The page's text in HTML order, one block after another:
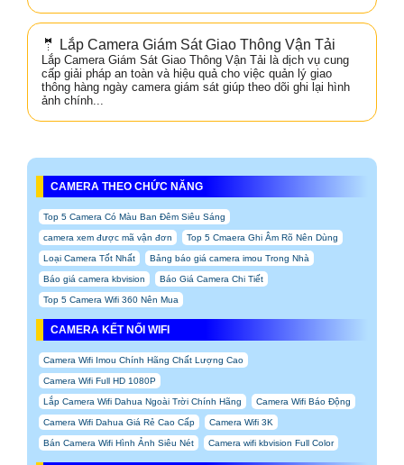
🤵 Lắp Camera Giám Sát Giao Thông Vận Tải
Lắp Camera Giám Sát Giao Thông Vận Tải là dịch vụ cung
cấp giải pháp an toàn và hiệu quả cho việc quản lý giao
thông hàng ngày camera giám sát giúp theo dõi ghi lại hình
ảnh chính...
CAMERA THEO CHỨC NĂNG
Top 5 Camera Có Màu Ban Đêm Siêu Sáng
camera xem được mã vận đơn Top 5 Cmaera Ghi Âm Rõ Nên Dùng
Loại Camera Tốt Nhất Bảng báo giá camera imou Trong Nhà
Báo giá camera kbvision Báo Giá Camera Chi Tiết
Top 5 Camera Wifi 360 Nên Mua
CAMERA KẾT NỐI WIFI
Camera Wifi Imou Chính Hãng Chất Lượng Cao
Camera Wifi Full HD 1080P
Lắp Camera Wifi Dahua Ngoài Trời Chính Hãng Camera Wifi Báo Động
Camera Wifi Dahua Giá Rẻ Cao Cấp Camera Wifi 3K
Bán Camera Wifi Hình Ảnh Siêu Nét Camera wifi kbvision Full Color